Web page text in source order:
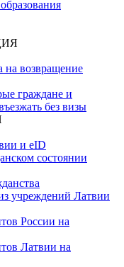
на возвращение
граждане и
без визы
и eID
состоянии
учреждений Латвии
России на
Латвии на